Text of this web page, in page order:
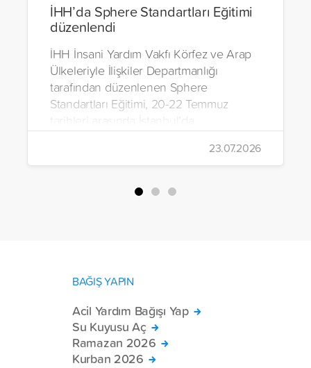
İHH’da Sphere Standartları Eğitimi
düzenlendi
İHH İnsani Yardım Vakfı Körfez ve Arap
Ülkeleriyle İlişkiler Departmanlığı
tarafından düzenlenen Sphere
Standartları Eğitimi, 20-22 Temmuz
gerçekleştirildi.
23.07.2026
BAĞIŞ YAPIN
Acil Yardım Bağışı Yap
Su Kuyusu Aç
Ramazan 2026
Kurban 2026